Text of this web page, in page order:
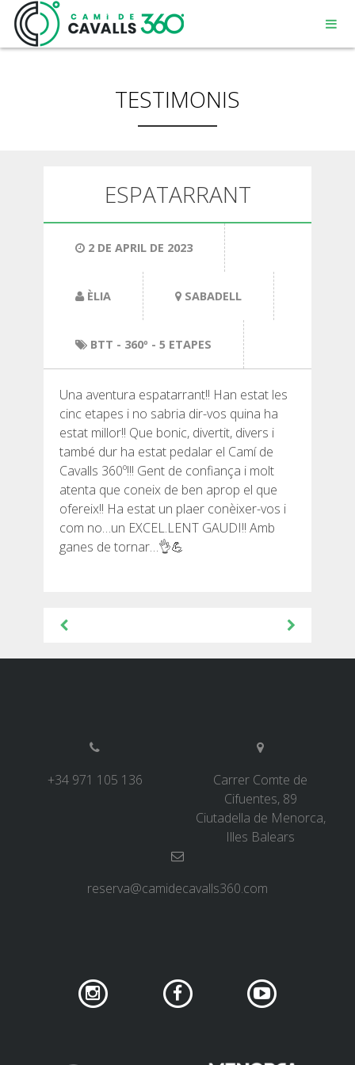
13 ETAPES
10 ETAPES
8 ETAPES
7 ETAPES
6 ETAPES
3 ETAPES
TRAIL RUNNING
TESTIMONIS
ESPATARRANT
2 DE APRIL DE 2023
ÈLIA SABADELL
BTT - 360º - 5 ETAPES
Una aventura espatarrant!! Han estat les
cinc etapes i no sabria dir-vos quina ha
estat millor!! Que bonic, divertit, divers i
també dur ha estat pedalar el Camí de
Cavalls 360º!!! Gent de confiança i molt
atenta que coneix de ben aprop el que
ofereix!! Ha estat un plaer conèixer-vos i
com no…un EXCEL.LENT GAUDI!! Amb
ganes de tornar…👌💪
Navegació
d'entrades
+34 971 105 136
Carrer Comte de
Cifuentes, 89
Ciutadella de Menorca,
Illes Balears
reserva@camidecavalls360.com